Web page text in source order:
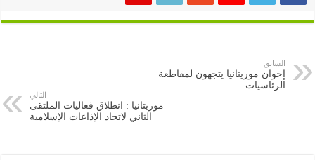
السابق
إخوان موريتانيا يتجهون لمقاطعة
الرئاسيات
التالي
موريتانيا : انطلاق فعاليات الملتقى
الثاني لاتحاد الإذاعات الإسلامية